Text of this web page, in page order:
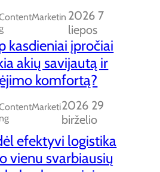
2026 7
liepos
kasdieniai įpročiai
akių savijautą ir
komfortą?
Ng
2026 29
birželio
efektyvi logistika
vienu svarbiausių